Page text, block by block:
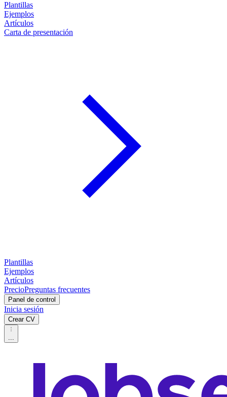
Plantillas
Ejemplos
Artículos
Carta de presentación
Plantillas
Ejemplos
Artículos
PrecioPreguntas frecuentes
Panel de control
Inicia sesión
Crear CV
...